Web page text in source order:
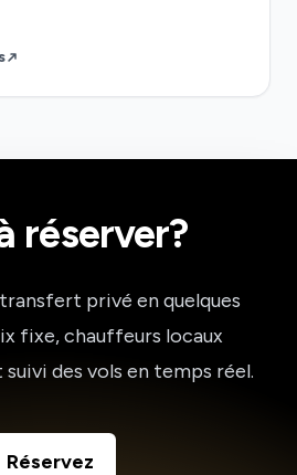
réserver?
privé en quelques
fixe, chauffeurs locaux
des vols en temps réel.
Réservez